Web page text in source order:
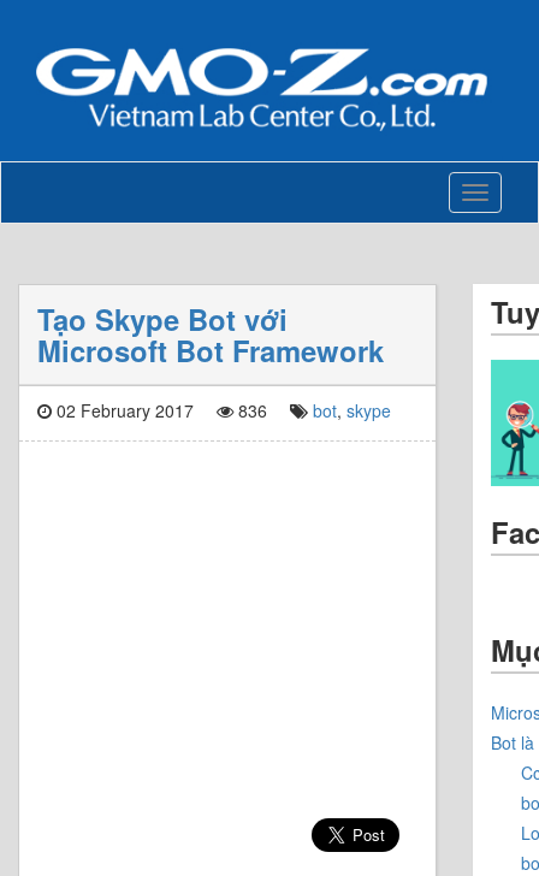
Toggle
Tạo Skype Bot với
Microsoft Bot Framework
02 February 2017 836 bot, skype
Bot